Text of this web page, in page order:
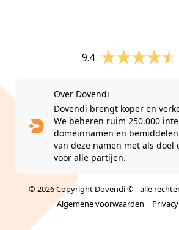
9.4
Over Dovendi
Dovendi brengt koper en
We beheren ruim 250.000
domeinnamen en
van deze namen met als doel
voor alle partijen.
© 2026 Copyright Dovendi © - alle
Algemene voorwaarden |